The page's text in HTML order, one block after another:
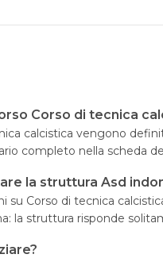
Corso di tecnica
calcistica vengono
completo nella scheda
la struttura Asd
su Corso di tecnica
la struttura risponde